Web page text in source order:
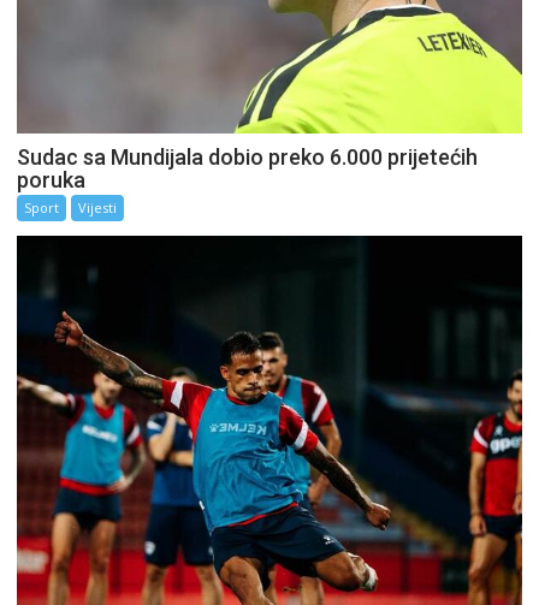
Sudac sa Mundijala dobio preko 6.000 prijetećih
poruka
Sport Vijesti